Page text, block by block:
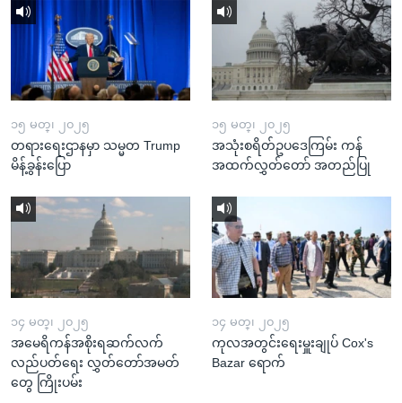
၁၅ မတ္၊ ၂၀၂၅
တရားရေးဌာနမှာ သမ္မတ Trump
မိန့်ခွန်းပြော
၁၅ မတ္၊ ၂၀၂၅
အသုံးစရိတ်ဥပဒေကြမ်း ကန်
အထက်လွှတ်တော် အတည်ပြု
၁၄ မတ္၊ ၂၀၂၅
အမေရိကန်အစိုးရဆက်လက်
လည်ပတ်ရေး လွှတ်တော်အမတ်
တွေ ကြိုးပမ်း
၁၄ မတ္၊ ၂၀၂၅
ကုလအတွင်းရေးမှူးချုပ် Cox's
Bazar ရောက်